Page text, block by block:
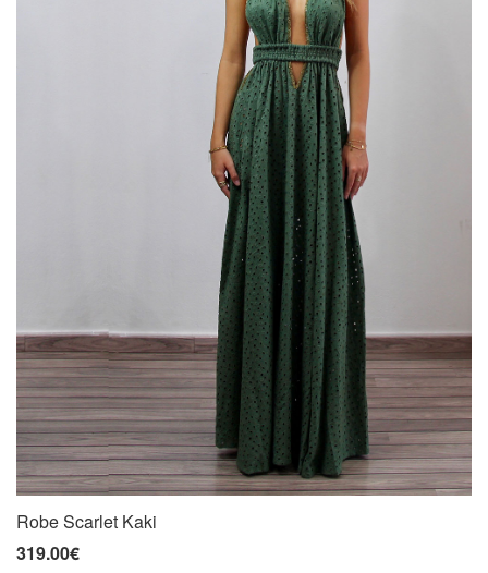
Robe Scarlet Kaki
319.00€